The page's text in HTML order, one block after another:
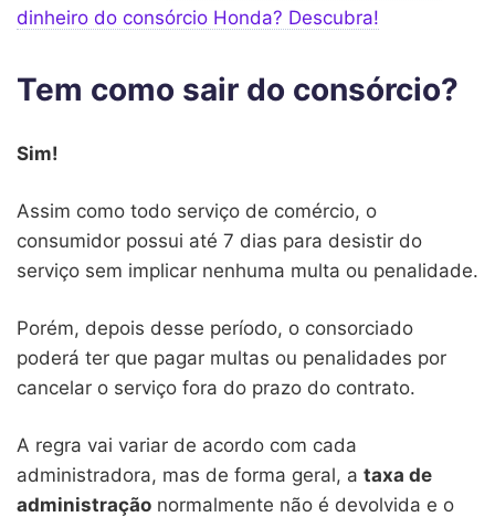
dinheiro do consórcio Honda? Descubra!
Tem como sair do consórcio?
Sim!
Assim como todo serviço de comércio, o
consumidor possui até 7 dias para desistir do
serviço sem implicar nenhuma multa ou penalidade.
Porém, depois desse período, o consorciado
poderá ter que pagar multas ou penalidades por
cancelar o serviço fora do prazo do contrato.
A regra vai variar de acordo com cada
administradora, mas de forma geral, a taxa de
administração normalmente não é devolvida e o